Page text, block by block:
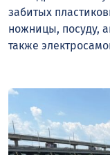
забитых
ножницы, посуду,
также